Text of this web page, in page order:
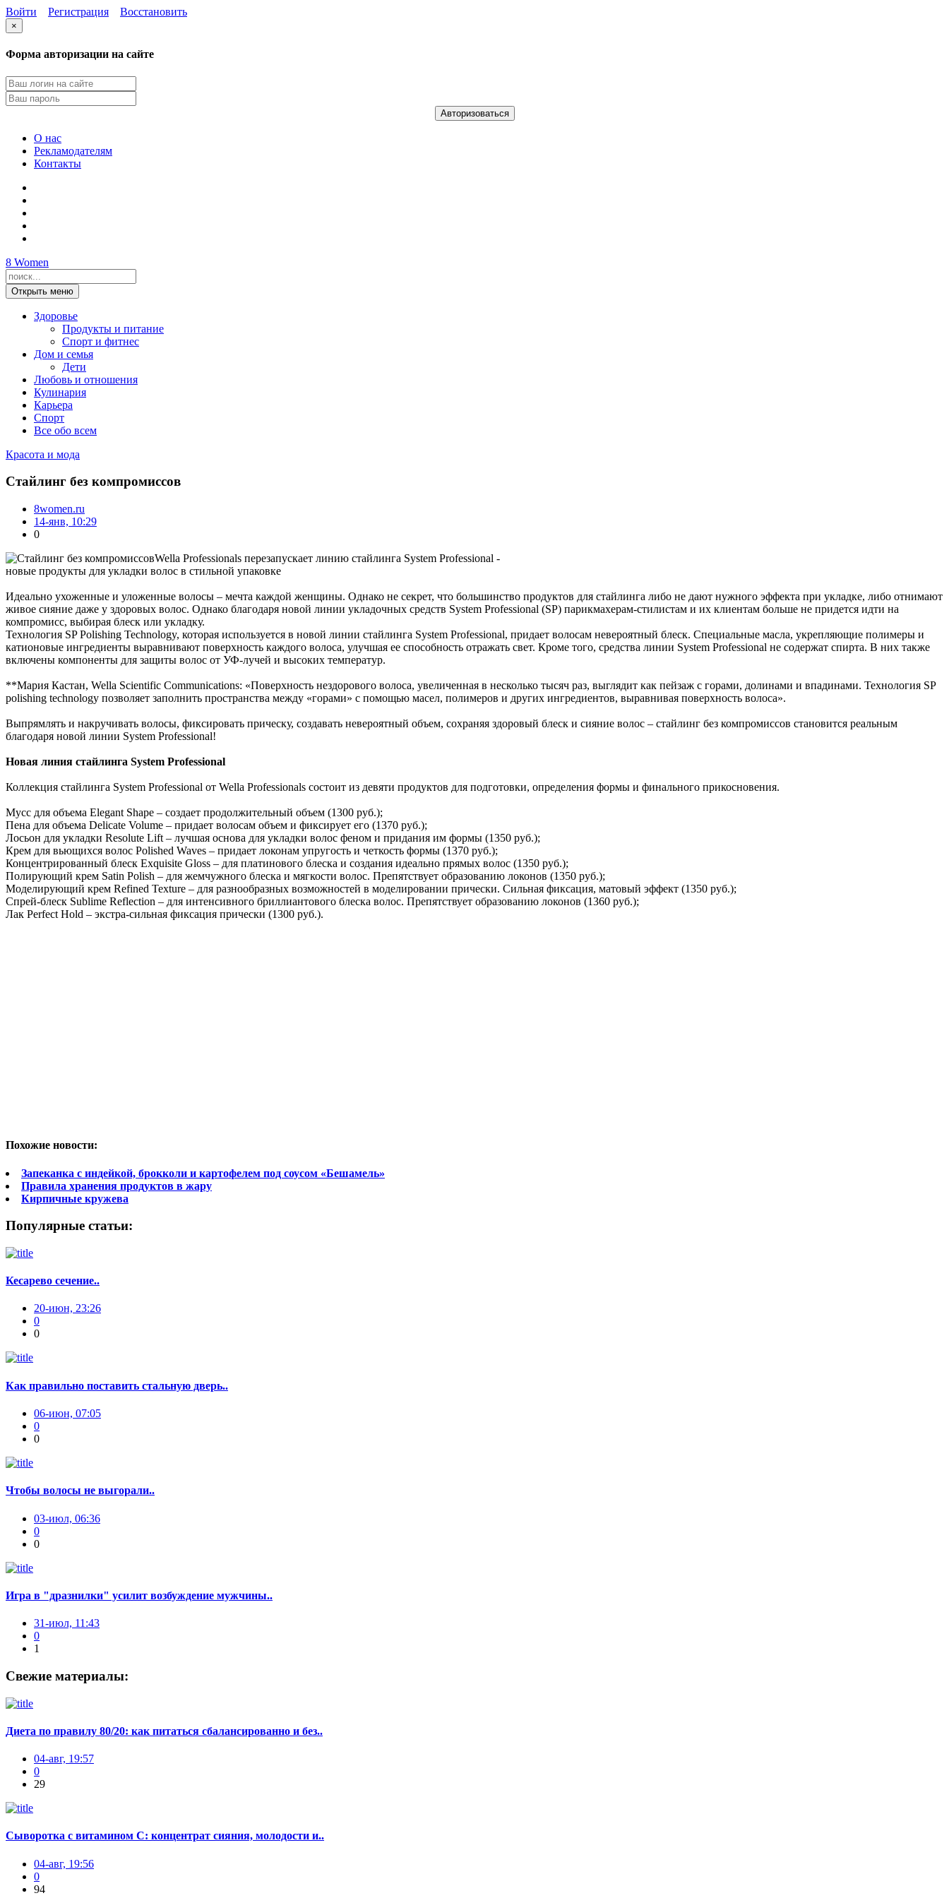
Войти Регистрация Восстановить
×
Форма авторизации на сайте
Авторизоваться
О нас
Рекламодателям
Контакты
8 Women
Открыть меню
Здоровье
Продукты и питание
Спорт и фитнес
Дом и семья
Дети
Любовь и отношения
Кулинария
Карьера
Спорт
Все обо всем
Красота и мода
Стайлинг без компромиссов
8women.ru
14-янв, 10:29
0
Wella Professionals перезапускает линию стайлинга System Professional -
новые продукты для укладки волос в стильной упаковке
Идеально ухоженные и уложенные волосы – мечта каждой женщины. Однако не секрет, что большинство продуктов для стайлинга либо не дают нужного эффекта при укладке, либо отнимают
живое сияние даже у здоровых волос. Однако благодаря новой линии укладочных средств System Professional (SP) парикмахерам-стилистам и их клиентам больше не придется идти на
компромисс, выбирая блеск или укладку.
Технология SP Polishing Technology, которая используется в новой линии стайлинга System Professional, придает волосам невероятный блеск. Специальные масла, укрепляющие полимеры и
катионовые ингредиенты выравнивают поверхность каждого волоса, улучшая ее способность отражать свет. Кроме того, средства линии System Professional не содержат спирта. В них также
включены компоненты для защиты волос от УФ-лучей и высоких температур.
**Мария Кастан, Wella Scientific Communications: «Поверхность нездорового волоса, увеличенная в несколько тысяч раз, выглядит как пейзаж с горами, долинами и впадинами. Технология SP
polishing technology позволяет заполнить пространства между «горами» с помощью масел, полимеров и других ингредиентов, выравнивая поверхность волоса».
Выпрямлять и накручивать волосы, фиксировать прическу, создавать невероятный объем, сохраняя здоровый блеск и сияние волос – стайлинг без компромиссов становится реальным
благодаря новой линии System Professional!
Новая линия стайлинга System Professional
Коллекция стайлинга System Professional от Wella Professionals состоит из девяти продуктов для подготовки, определения формы и финального прикосновения.
Мусс для объема Elegant Shape – создает продолжительный объем (1300 руб.);
Пена для объема Delicate Volume – придает волосам объем и фиксирует его (1370 руб.);
Лосьон для укладки Resolute Lift – лучшая основа для укладки волос феном и придания им формы (1350 руб.);
Крем для вьющихся волос Polished Waves – придает локонам упругость и четкость формы (1370 руб.);
Концентрированный блеск Exquisite Gloss – для платинового блеска и создания идеально прямых волос (1350 руб.);
Полирующий крем Satin Polish – для жемчужного блеска и мягкости волос. Препятствует образованию локонов (1350 руб.);
Моделирующий крем Refined Texture – для разнообразных возможностей в моделировании прически. Сильная фиксация, матовый эффект (1350 руб.);
Спрей-блеск Sublime Reflection – для интенсивного бриллиантового блеска волос. Препятствует образованию локонов (1360 руб.);
Лак Perfect Hold – экстра-сильная фиксация прически (1300 руб.).
Похожие новости:
Запеканка с индейкой, брокколи и картофелем под соусом «Бешамель»
Правила хранения продуктов в жару
Кирпичные кружева
Популярные статьи:
Кесарево сечение..
20-июн, 23:26
0
0
Как правильно поставить стальную дверь..
06-июн, 07:05
0
0
Чтобы волосы не выгорали..
03-июл, 06:36
0
0
Игра в "дразнилки" усилит возбуждение мужчины..
31-июл, 11:43
0
1
Свежие материалы:
Диета по правилу 80/20: как питаться сбалансированно и без..
04-авг, 19:57
0
29
Сыворотка с витамином С: концентрат сияния, молодости и..
04-авг, 19:56
0
94